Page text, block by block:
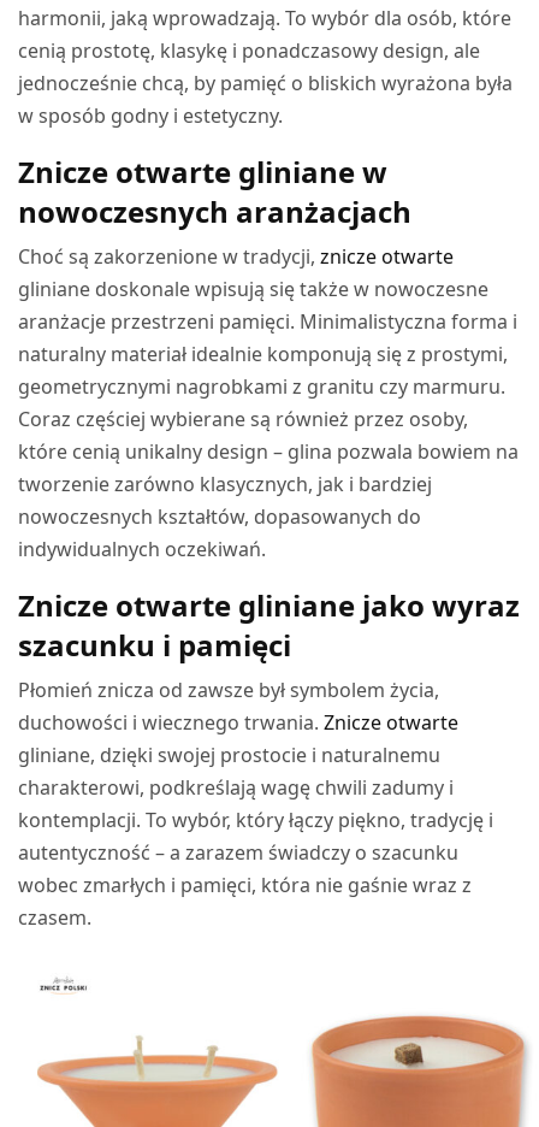
harmonii, jaką wprowadzają. To wybór dla osób, które
cenią prostotę, klasykę i ponadczasowy design, ale
jednocześnie chcą, by pamięć o bliskich wyrażona była
w sposób godny i estetyczny.
Znicze otwarte gliniane w
nowoczesnych aranżacjach
Choć są zakorzenione w tradycji,znicze otwarte
gliniane doskonale wpisują się także w nowoczesne
aranżacje przestrzeni pamięci. Minimalistyczna forma i
naturalny materiał idealnie komponują się z prostymi,
geometrycznymi nagrobkami z granitu czy marmuru.
Coraz częściej wybierane są również przez osoby,
które cenią unikalny design – glina pozwala bowiem na
tworzenie zarówno klasycznych, jak i bardziej
nowoczesnych kształtów, dopasowanych do
indywidualnych oczekiwań.
Znicze otwarte gliniane jako wyraz
szacunku i pamięci
Płomień znicza od zawsze był symbolem życia,
duchowości i wiecznego trwania.Znicze otwarte
gliniane, dzięki swojej prostocie i naturalnemu
charakterowi, podkreślają wagę chwili zadumy i
kontemplacji. To wybór, który łączy piękno, tradycję i
autentyczność – a zarazem świadczy o szacunku
wobec zmarłych i pamięci, która nie gaśnie wraz z
czasem.